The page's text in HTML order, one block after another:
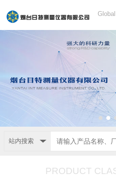
站内搜索
PRODUCT